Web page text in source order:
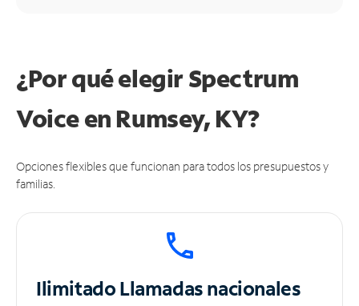
¿Por qué elegir Spectrum
Voice en Rumsey, KY?
Opciones flexibles que funcionan para todos los presupuestos y
familias.
IlimitadoLlamadas nacionales